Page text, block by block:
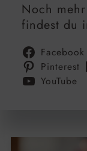
Noch
findest du
Facebook
Pinterest
YouTube